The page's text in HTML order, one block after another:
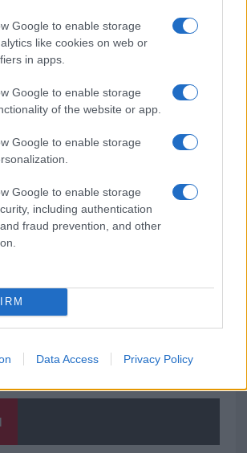
Google to enable storage
like cookies on web or
in apps.
Google to enable storage
of the website or app.
Google to enable storage
Google to enable storage
including authentication
fraud prevention, and other
Data Access Privacy Policy
nel canale telegram di
le nostre ultime news
Google News
Pi
n
te
re
st
W
h
at
s
A
p
S
a
re
articolo